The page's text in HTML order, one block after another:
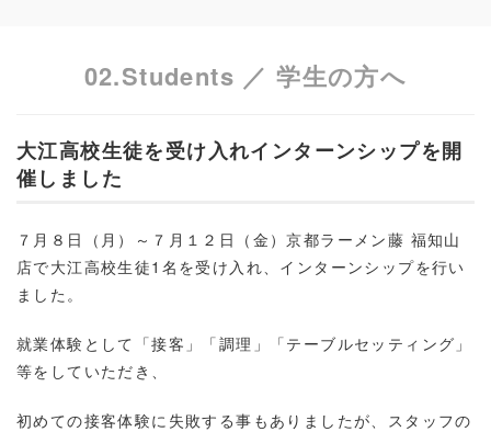
02.Students ／ 学生の方へ
大江高校生徒を受け入れインターンシップを開
催しました
７月８日（月）～７月１２日（金）京都ラーメン藤 福知山
店で大江高校生徒1名を受け入れ、インターンシップを行い
ました。
就業体験として「接客」「調理」「テーブルセッティング」
等をしていただき、
初めての接客体験に失敗する事もありましたが、スタッフの